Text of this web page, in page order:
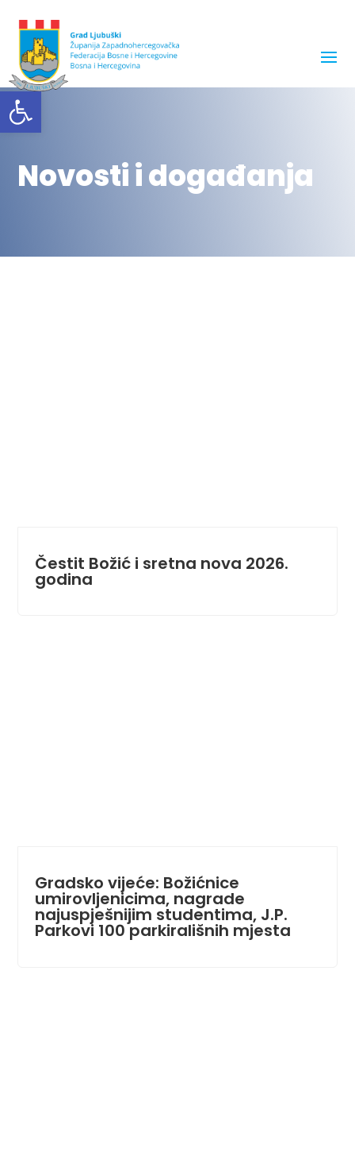
Novosti i događanja
Čestit Božić i sretna nova 2026.
godina
Gradsko vijeće: Božićnice
umirovljenicima, nagrade
najuspješnijim studentima, J.P.
Parkovi 100 parkirališnih mjesta
Open toolbar